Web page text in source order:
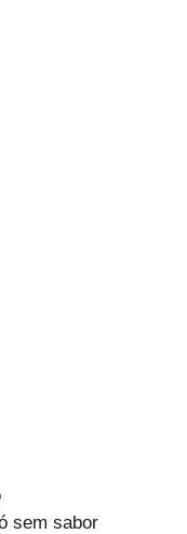
sem sabor